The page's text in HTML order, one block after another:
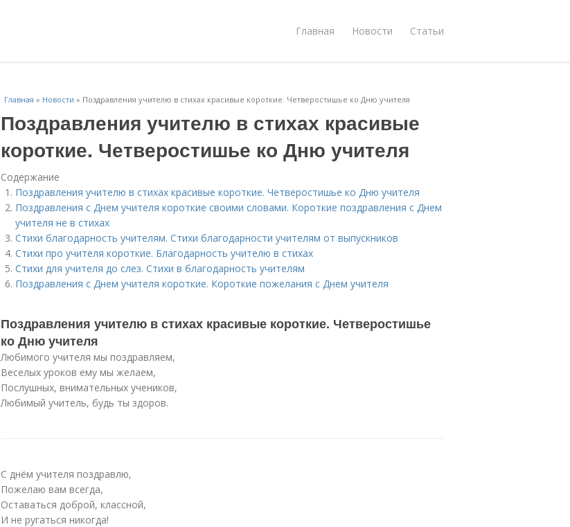
Главная Новости Статьи
Главная » Новости » Поздравления учителю в стихах красивые короткие. Четверостишье ко Дню учителя
Поздравления учителю в стихах красивые
короткие. Четверостишье ко Дню учителя
Содержание
Поздравления учителю в стихах красивые короткие. Четверостишье ко Дню учителя
Поздравления с Днем учителя короткие своими словами. Короткие поздравления с Днем
учителя не в стихах
Стихи благодарность учителям. Стихи благодарности учителям от выпускников
Стихи про учителя короткие. Благодарность учителю в стихах
Стихи для учителя до слез. Стихи в благодарность учителям
Поздравления с Днем учителя короткие. Короткие пожелания с Днем учителя
Поздравления учителю в стихах красивые короткие. Четверостишье
ко Дню учителя
Любимого учителя мы поздравляем,
Веселых уроков ему мы желаем,
Послушных, внимательных учеников,
Любимый учитель, будь ты здоров.
С днём учителя поздравлю,
Пожелаю вам всегда,
Оставаться доброй, классной,
И не ругаться никогда!